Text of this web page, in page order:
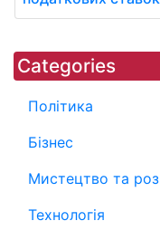
Categories
Політика
Бізнес
Мистецтво та
Технологія